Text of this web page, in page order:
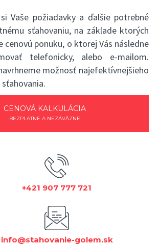
Vaše požiadavky a ďalšie potrebné
sťahovaniu, na základe ktorých
cenovú ponuku, o ktorej Vás následne
telefonicky, alebo e-mailom.
možnosť najefektívnejšieho
CENOVÁ KALKULÁCIA
BEZPLATNE A NEZÁVÄZNE
+421 907 777 721
info@stahovanie-golem.sk